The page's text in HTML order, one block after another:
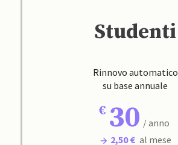
Studenti
Rinnovo automatico
su base annuale
30 / anno
2,50 € al mese